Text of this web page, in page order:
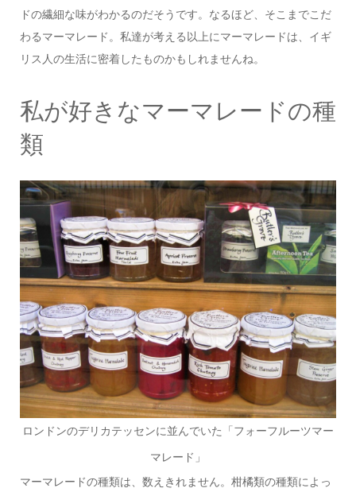
ドの繊細な味がわかるのだそうです。なるほど、そこまでこだ
わるマーマレード。私達が考える以上にマーマレードは、イギ
リス人の生活に密着したものかもしれませんね。
私が好きなマーマレードの種
類
ロンドンのデリカテッセンに並んでいた「フォーフルーツマー
マレード」
マーマレードの種類は、数えきれません。柑橘類の種類によっ